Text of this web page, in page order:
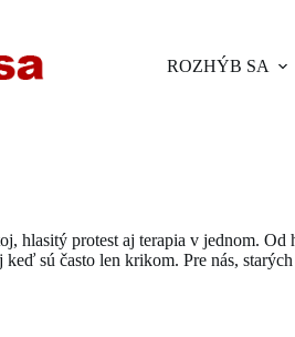
ROZHÝB SA
hlasitý protest aj terapia v jednom.
sú často len krikom. Pre nás,